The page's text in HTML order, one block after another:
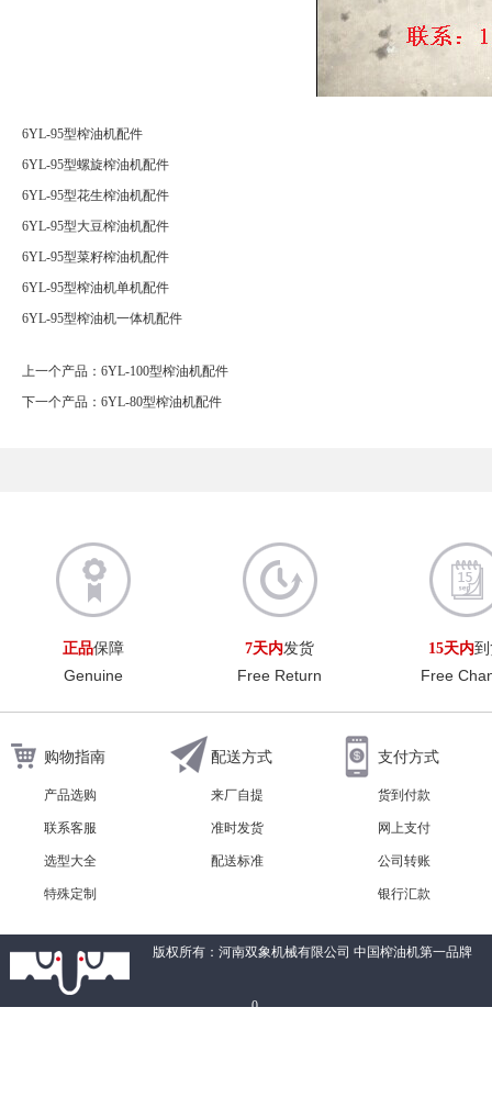
6YL-95型榨油机配件
6YL-95型螺旋榨油机配件
6YL-95型花生榨油机配件
6YL-95型大豆榨油机配件
6YL-95型菜籽榨油机配件
6YL-95型榨油机单机配件
6YL-95型榨油机一体机配件
上一个产品：6YL-100型榨油机配件
下一个产品：6YL-80型榨油机配件
正品保障
Genuine
7天内发货
Free Return
15天内
Free
购物指南
产品选购
联系客服
选型大全
特殊定制
配送方式
来厂自提
准时发货
配送标准
支付方式
货到付款
网上支付
公司转账
银行汇款
版权所有：河南双象机械有限公司 中国榨油机第一品牌
0